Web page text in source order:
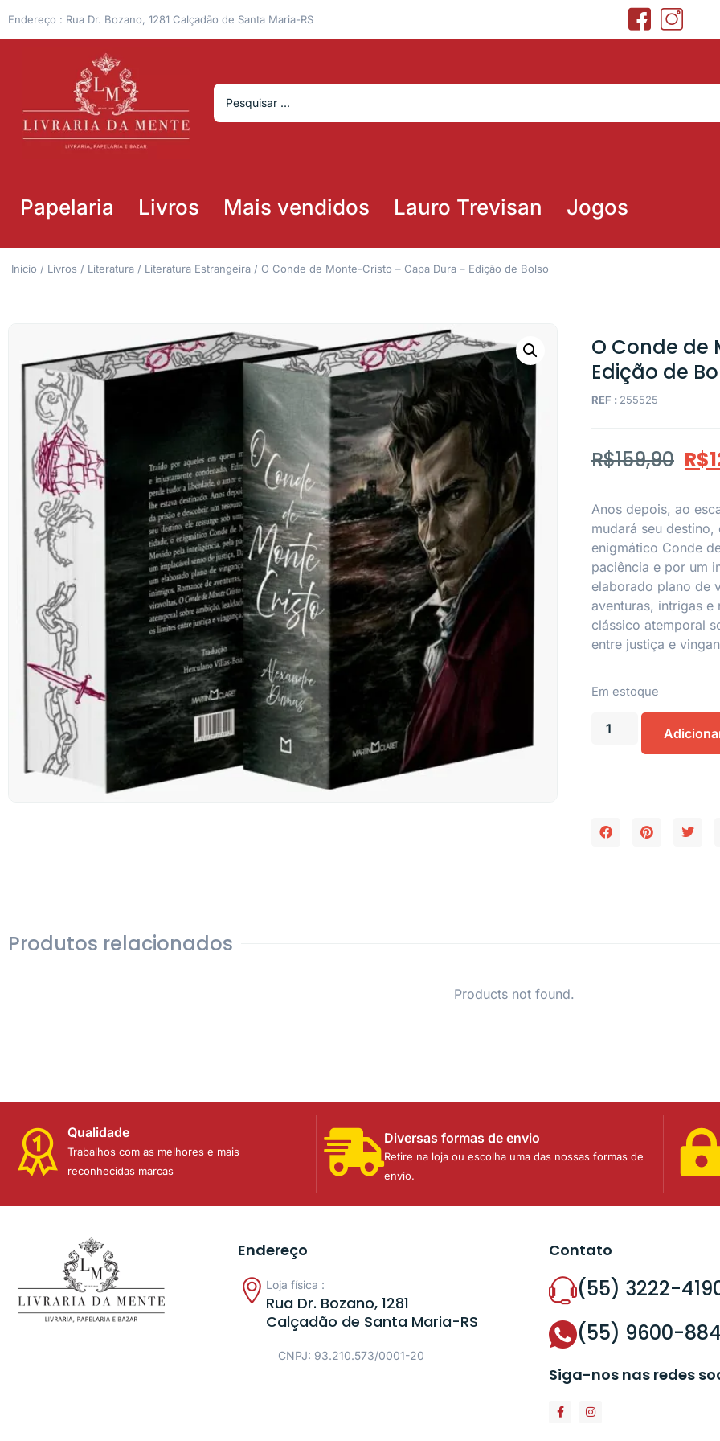
Endereço : Rua Dr. Bozano, 1281 Calçadão de Santa Maria-RS
Papelaria Livros Mais vendidos Lauro Trevisan Jogos
Início / Livros / Literatura / Literatura Estrangeira / O Conde de Monte-Cristo – Capa Dura – Edição de Bolso
O Conde de
Edição de
REF : 255525
R$159,90 R$
Anos depois, ao
mudará seu
enigmático Conde
paciência e por um
elaborado plano de
aventuras, intrigas e
clássico atemporal
entre justiça e
Em estoque
Produtos relacionados
Products not found.
Qualidade
Trabalhos com as melhores e mais
reconhecidas marcas
Diversas formas de envio
Retire na loja ou escolha uma das nossas formas de
envio.
Endereço
Loja física :
Rua Dr. Bozano, 1281
Calçadão de Santa Maria-RS
CNPJ: 93.210.573/0001-20
Contato
(55) 3222-
(55) 9600-
Siga-nos nas redes